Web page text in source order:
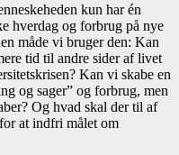
kun har én
hverdag og forbrug på nye
måde vi bruger den: Kan
tid til andre sider af livet
Kan vi skabe en
og sager” og forbrug, men
Og hvad skal der til af
at indfri målet om